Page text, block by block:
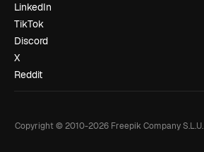
LinkedIn
TikTok
Discord
X
Reddit
Copyright © 2010-2026Freepik Company S.L.U.